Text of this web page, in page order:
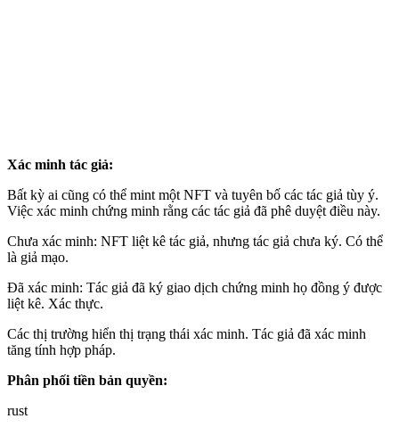
Xác minh tác giả:
Bất kỳ ai cũng có thể mint một NFT và tuyên bố các tác giả tùy ý.
Việc xác minh chứng minh rằng các tác giả đã phê duyệt điều này.
Chưa xác minh: NFT liệt kê tác giả, nhưng tác giả chưa ký. Có thể
là giả mạo.
Đã xác minh: Tác giả đã ký giao dịch chứng minh họ đồng ý được
liệt kê. Xác thực.
Các thị trường hiển thị trạng thái xác minh. Tác giả đã xác minh
tăng tính hợp pháp.
Phân phối tiền bản quyền:
rust